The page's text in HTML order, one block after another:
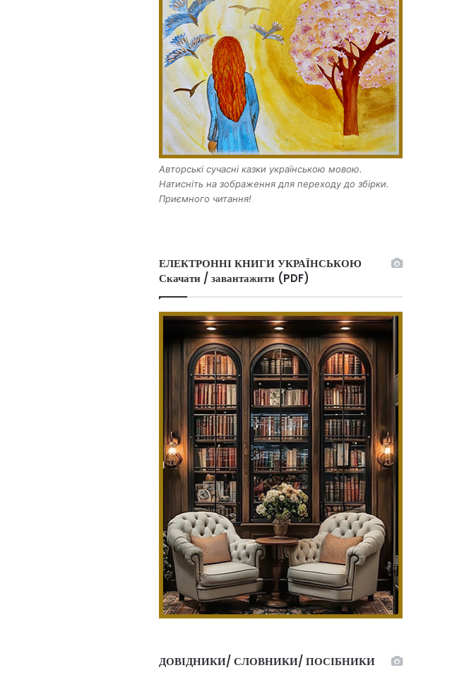
Авторські сучасні казки українською мовою.
Натисніть на зображення для переходу до збірки.
Приємного читання!
ЕЛЕКТРОННІ КНИГИ УКРАЇНСЬКОЮ
Скачати / завантажити (PDF)
ДОВІДНИКИ/ СЛОВНИКИ/ ПОСІБНИКИ